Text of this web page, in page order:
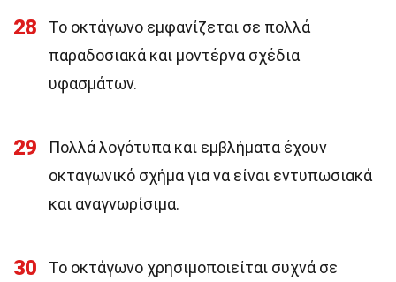
28
Το οκτάγωνο εμφανίζεται σε πολλά
παραδοσιακά και μοντέρνα σχέδια
υφασμάτων.
29
Πολλά λογότυπα και εμβλήματα έχουν
οκταγωνικό σχήμα για να είναι εντυπωσιακά
και αναγνωρίσιμα.
30
Το οκτάγωνο χρησιμοποιείται συχνά σε